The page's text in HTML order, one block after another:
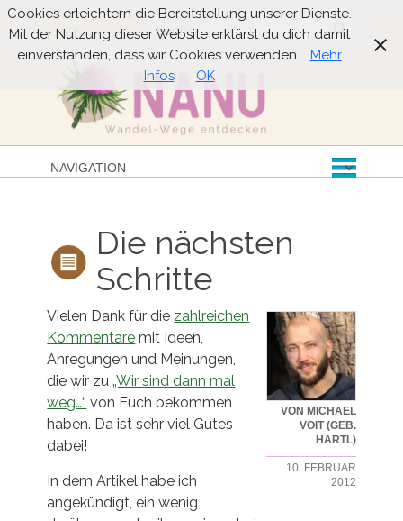
Suche
Die nächsten
Schritte
VON MICHAEL
VOIT (GEB.
HARTL)
10. FEBRUAR
2012
Vielen Dank für die zahlreichen
Kommentare mit Ideen,
Anregungen und Meinungen,
die wir zu„Wir sind dann mal
weg…“ von Euch bekommen
haben. Da ist sehr viel Gutes
dabei!
In dem Artikel habe ich
angekündigt, ein wenig
Cookies erleichtern die Bereitstellung unserer Dienste.
Mit der Nutzung dieser Website erklärst du dich damit
einverstanden, dass wir Cookies verwenden.
Mehr
Infos
OK